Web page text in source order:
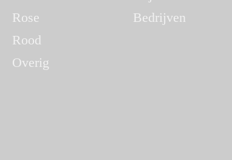
Rose
Rood
Overig
Bedrijven